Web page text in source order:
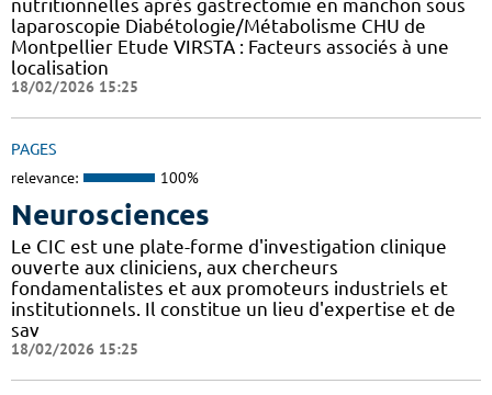
nutritionnelles après gastrectomie en manchon sous
laparoscopie Diabétologie/Métabolisme CHU de
Montpellier Etude VIRSTA : Facteurs associés à une
localisation
18/02/2026 15:25
PAGES
relevance: 100%
Neurosciences
Le CIC est une plate-forme d'investigation clinique
ouverte aux cliniciens, aux chercheurs
fondamentalistes et aux promoteurs industriels et
institutionnels. Il constitue un lieu d'expertise et de
sav
18/02/2026 15:25